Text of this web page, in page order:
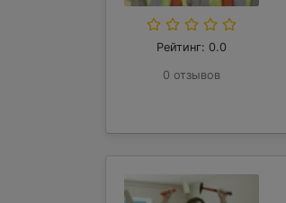
Рейтинг: 0.0
0 отзывов